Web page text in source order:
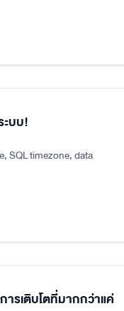
ะบบ!
SQL timezone, data
ารเติบโตที่มากกว่าแค่